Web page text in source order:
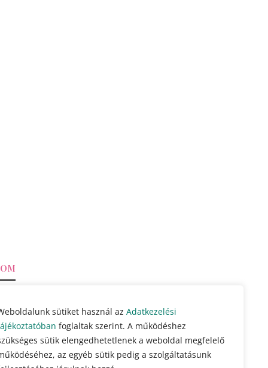
sütiket használ az Adatkezelési
foglaltak szerint. A működéshez
sütik elengedhetetlenek a weboldal megfelelő
az egyéb sütik pedig a szolgáltatásunk